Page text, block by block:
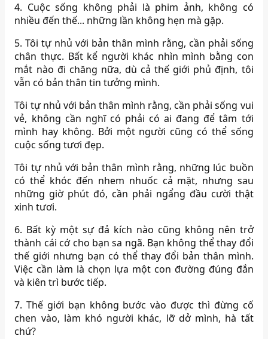
4. Cuộc sống không phải là phim ảnh, không có
nhiều đến thế... những lần không hẹn mà gặp.
5. Tôi tự nhủ với bản thân mình rằng, cần phải sống
chân thực. Bất kể người khác nhìn mình bằng con
mắt nào đi chăng nữa, dù cả thế giới phủ định, tôi
vẫn có bản thân tin tưởng mình.
Tôi tự nhủ với bản thân mình rằng, cần phải sống vui
vẻ, không cần nghĩ có phải có ai đang để tâm tới
mình hay không. Bởi một người cũng có thể sống
cuộc sống tươi đẹp.
Tôi tự nhủ với bản thân mình rằng, những lúc buồn
có thể khóc đến nhem nhuốc cả mặt, nhưng sau
những giờ phút đó, cần phải ngẩng đầu cười thật
xinh tươi.
6. Bất kỳ một sự đả kích nào cũng không nên trở
thành cái cớ cho bạn sa ngã. Bạn không thể thay đổi
thế giới nhưng bạn có thể thay đổi bản thân mình.
Việc cần làm là chọn lựa một con đường đúng đắn
và kiên trì bước tiếp.
7. Thế giới bạn không bước vào được thì đừng cố
chen vào, làm khó người khác, lỡ dở mình, hà tất
chứ?